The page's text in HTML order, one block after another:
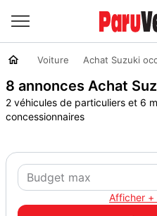
Voiture Achat Suzuki
8 annonces Achat
2 véhicules de particuliers et 6
concessionnaires
Afficher +